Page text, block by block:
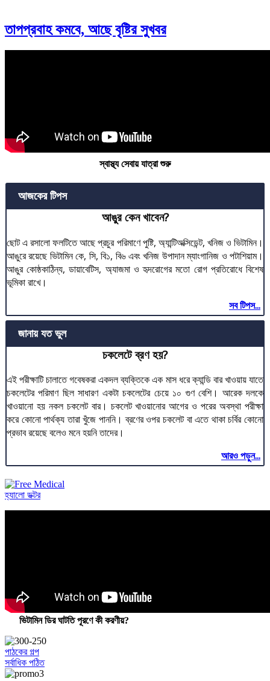
তাপপ্রবাহ কমবে, আছে বৃষ্টির সুখবর
স্বাস্থ্য সেবায় যাত্রা শুরু
আজকের টিপস
আঙুর কেন খাবেন?
ছোট এ রসালো ফলটিতে আছে প্রচুর পরিমাণে পুষ্টি, অ্যান্টিঅক্সিডেন্ট, খনিজ ও ভিটামিন।
আঙুরে রয়েছে ভিটামিন কে, সি, বি১, বি৬ এবং খনিজ উপাদান ম্যাংগানিজ ও পটাশিয়াম।
আঙুর কোষ্ঠকাঠিন্য, ডায়াবেটিস, অ্যাজমা ও হৃদরোগের মতো রোগ প্রতিরোধে বিশেষ
ভূমিকা রাখে।
সব টিপস...
জানায় যত ভুল
চকলেটে ব্রণ হয়?
এই পরীক্ষাটি চালাতে গবেষকরা একদল ব্যক্তিকে এক মাস ধরে ক্যান্ডি বার খাওয়ায় যাতে
চকলেটের পরিমাণ ছিল সাধারণ একটা চকলেটের চেয়ে ১০ গুণ বেশি। আরেক দলকে
খাওয়ানো হয় নকল চকলেট বার। চকলেট খাওয়ানোর আগের ও পরের অবস্থা পরীক্ষা
করে কোনো পার্থক্য তারা খুঁজে পাননি। ব্রণের ওপর চকলেট বা এতে থাকা চর্বির কোনো
প্রভাব রয়েছে বলেও মনে হয়নি তাদের।
আরও পড়ুন...
হ্যালো ডক্টর
ভিটামিন ডির ঘাটতি পূরণে কী করণীয়?
পাঠকের গল্প
সর্বাধিক পঠিত